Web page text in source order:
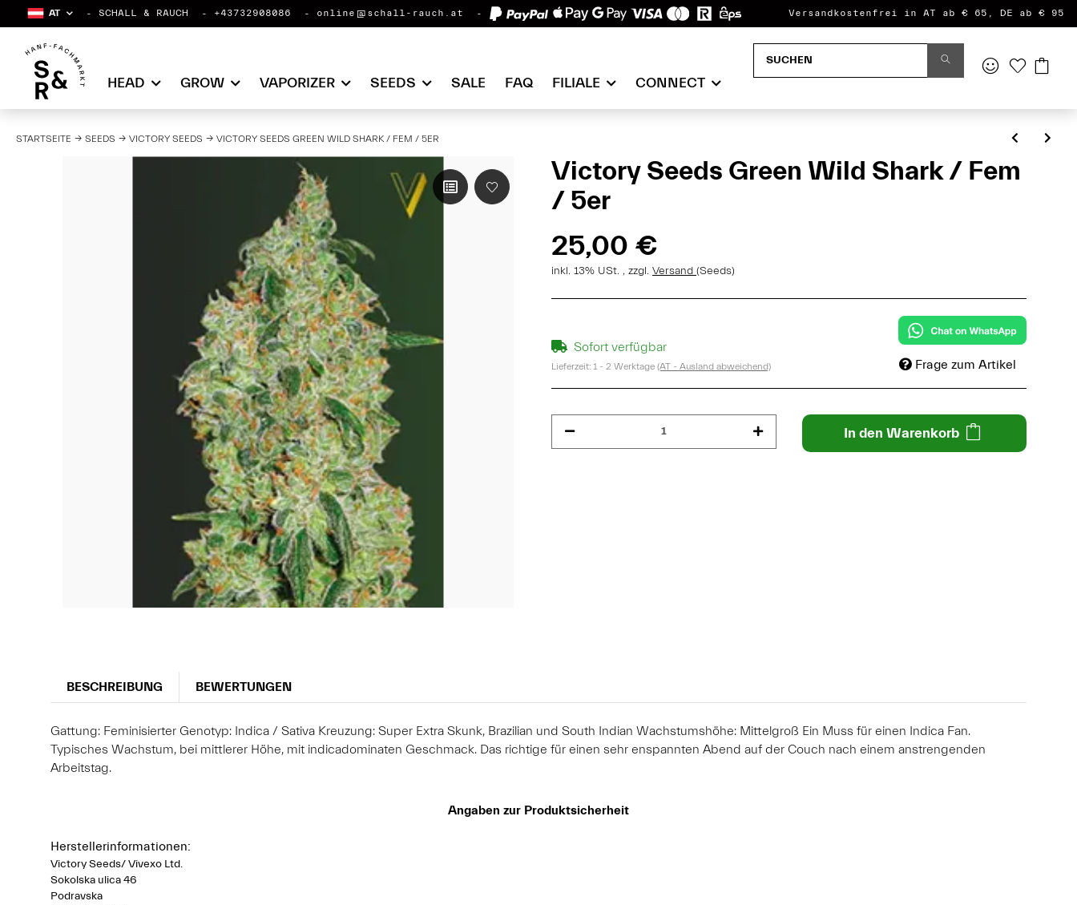
AT SCHALL & RAUCH +43732908086 online@schall-rauch.at Versandkostenfrei in AT ab € 65, DE ab € 95
HEAD GROW VAPORIZER SEEDS SALE FAQ FILIALE CONNECT
STARTSEITE SEEDS VICTORY SEEDS VICTORY SEEDS GREEN WILD SHARK / FEM / 5ER
Victory Seeds Green Wild Shark / Fem
/ 5er
25,00 €
inkl. 13% USt. , zzgl. Versand (Seeds)
Sofort verfügbar
Lieferzeit: 1 - 2 Werktage (AT - Ausland abweichend) Frage zum Artikel
In den Warenkorb
BESCHREIBUNG BEWERTUNGEN
Gattung: Feminisierter Genotyp: Indica / Sativa Kreuzung: Super Extra Skunk, Brazilian und South Indian Wachstumshöhe: Mittelgroß Ein Muss für einen Indica Fan.
Typisches Wachstum, bei mittlerer Höhe, mit indicadominaten Geschmack. Das richtige für einen sehr enspannten Abend auf der Couch nach einem anstrengenden
Arbeitstag.
Angaben zur Produktsicherheit
Herstellerinformationen:
Victory Seeds/ Vivexo Ltd.
Sokolska ulica 46
Podravska